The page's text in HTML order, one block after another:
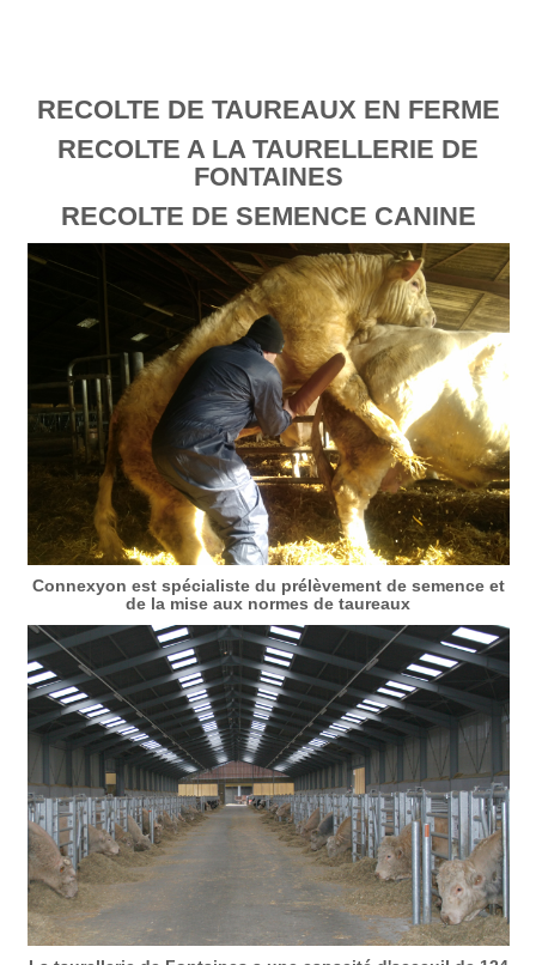
RECOLTE DE TAUREAUX EN FERME
RECOLTE A LA TAURELLERIE DE
FONTAINES
RECOLTE DE SEMENCE CANINE
Connexyon est spécialiste du prélèvement de semence et
de la mise aux normes de taureaux